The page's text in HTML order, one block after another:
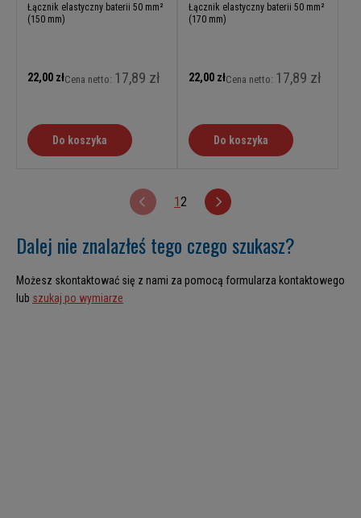
Łącznik elastyczny baterii 50 mm²
(150 mm)
22,00 złCena netto: 17,89 zł
Do koszyka
Łącznik elastyczny baterii 50 mm²
(170 mm)
22,00 złCena netto: 17,89 zł
Do koszyka
12
Dalej nie znalazłeś tego czego szukasz?
Możesz skontaktować się z nami za pomocą formularza kontaktowego
lub szukaj po wymiarze